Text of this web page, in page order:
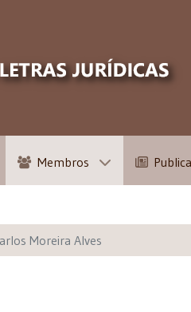
Membros
Moreira Alves